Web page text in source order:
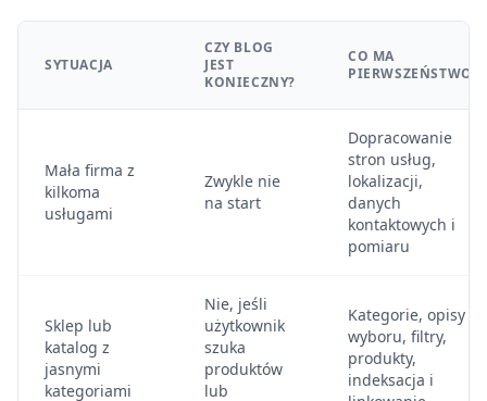
SYTUACJA
CZY BLOG
JEST
KONIECZNY?
CO MA
PIERWSZEŃSTWO
Mała firma z
kilkoma
usługami
Zwykle nie
na start
Dopracowanie
stron usług,
lokalizacji,
danych
kontaktowych i
pomiaru
Sklep lub
katalog z
jasnymi
kategoriami
Nie, jeśli
użytkownik
szuka
produktów
lub
Kategorie, opisy
wyboru, filtry,
produkty,
indeksacja i